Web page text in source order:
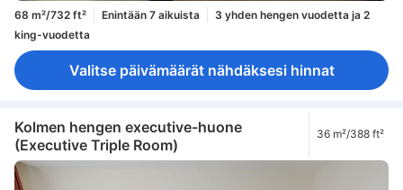
68 m²/732 ft² Enintään 7 aikuista
3 yhden hengen vuodetta ja 2
king-vuodetta
Valitse päivämäärät nähdäksesi hinnat
Kolmen hengen executive-huone
(Executive Triple Room)
36 m²/388 ft²